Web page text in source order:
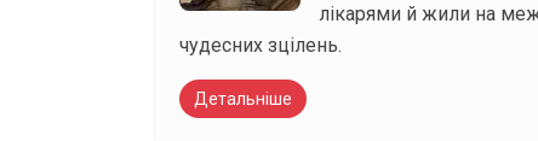
лікарями й жили на
чудесних зцілень.
Детальніше